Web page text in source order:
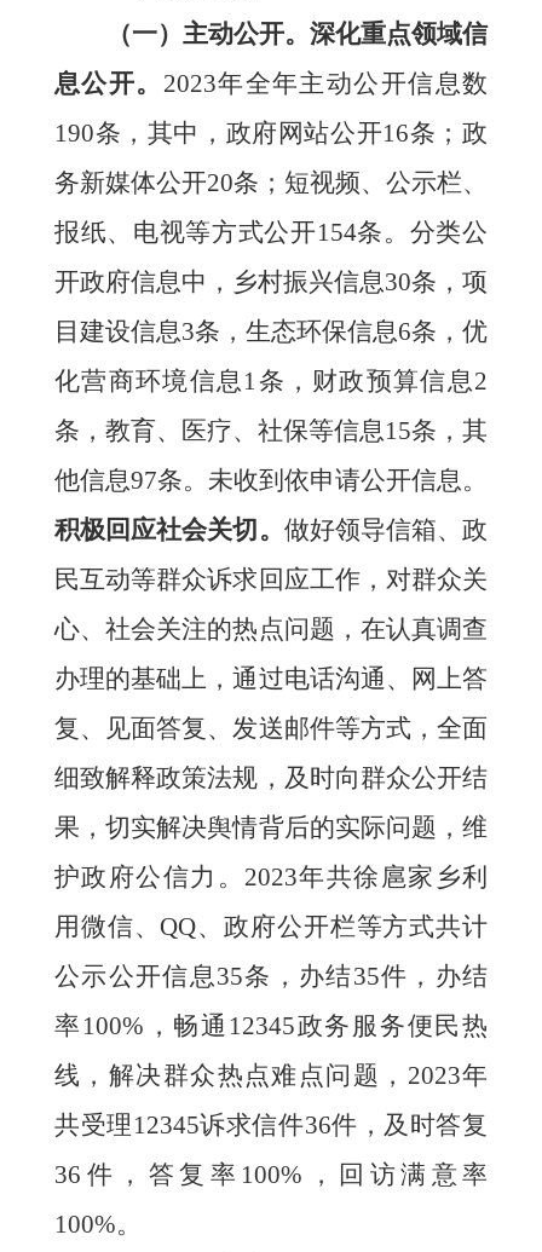
（一）主动公开。 深化重点领域信
息公开。 2023年全年主动公开信息数
190条，其中，政府网站公开16条；政
务新媒体公开20条；短视频、公示栏、
报纸、电视等方式公开154条。分类公
开政府信息中，乡村振兴信息30条，项
目建设信息3条，生态环保信息6条，优
化营商环境信息 1 条，财政预算信息2
条，教育、医疗、 社保等信息15条 ，其
他信息97条。 未收到 依申请公开信息。
积极回应社会关切。 做好领导信箱、政
民互动等群众诉求回应工作，对群众关
心、社会关注的热点问题，在认真调查
办理的基础上，通过电话沟通、网上答
复、见面答复、发送邮件等方式，全面
细致解释政策法规，及时向群众公开结
果，切实解决舆情背后的实际问题，维
护政府公信力。 2023年共徐扈家乡利
用微信、 QQ、政府公开栏等方式共计
公示公开信息35条 ， 办结35件，办结
率 100%，畅通12345政务服务便民热
线，解决群众热点难点问题，2023年
共受理 12345诉求信件36件，及时答复
36 件，答复率 100%，回访满意率
100%。